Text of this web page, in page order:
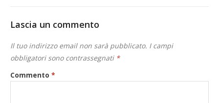
Lascia un commento
Il tuo indirizzo email non sarà pubblicato. I campi
obbligatori sono contrassegnati *
Commento*